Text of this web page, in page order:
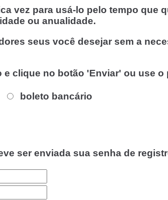
vez para usá-lo pelo tempo que
ou anualidade.
seus você desejar sem a
clique no botão 'Enviar' ou use o
boleto bancário
ser enviada sua senha de